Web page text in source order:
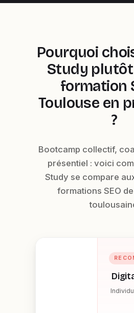
Pourquoi
Study plutôt
formation
Toulouse en
?
Bootcamp collectif,
présentiel : voici
Study se compare
formations SEO